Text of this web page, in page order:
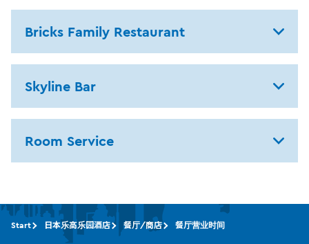
Bricks Family Restaurant
Skyline Bar
Room Service
Start 日本乐高乐园酒店 餐厅/商店 餐厅营业时间